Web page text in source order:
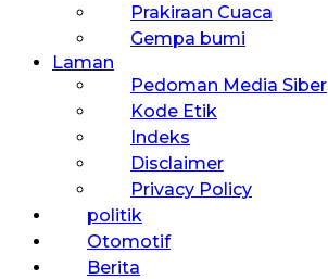
Prakiraan Cuaca
Gempa bumi
Laman
Pedoman Media Siber
Kode Etik
Indeks
Disclaimer
Privacy Policy
politik
Otomotif
Berita